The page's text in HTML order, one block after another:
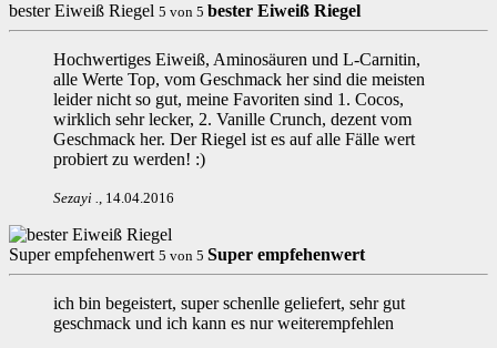
bester Eiweiß Riegel 5 von 5 bester Eiweiß Riegel
Hochwertiges Eiweiß, Aminosäuren und L-Carnitin,
alle Werte Top, vom Geschmack her sind die meisten
leider nicht so gut, meine Favoriten sind 1. Cocos,
wirklich sehr lecker, 2. Vanille Crunch, dezent vom
Geschmack her. Der Riegel ist es auf alle Fälle wert
probiert zu werden! :)
Sezayi ., 14.04.2016
Super empfehenwert 5 von 5 Super empfehenwert
ich bin begeistert, super schenlle geliefert, sehr gut
geschmack und ich kann es nur weiterempfehlen